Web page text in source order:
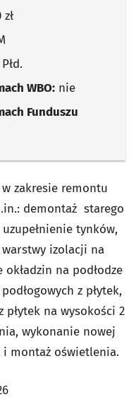
WBO: nie
Funduszu
zakresie remontu
demontaż starego
tynków,
izolacji na
na podłodze
z płytek,
płytek na wysokości 2
wykonanie nowej
montaż oświetlenia.